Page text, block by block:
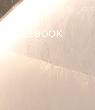
flystardental@gmail.com
FACEBOOK